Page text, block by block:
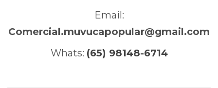
Email:
Comercial.muvucapopular@gmail.com
Whats: (65) 98148-6714